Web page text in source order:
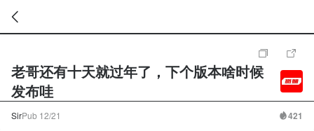
老哥还有十天就过年了，下个版本啥时候
发布哇
SirPub 12/21 421